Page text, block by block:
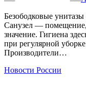
Безободковые унитазы — революция в гигиене санузла
Санузел — помещение,
значение. Гигиена
при регулярной
Производители…
Новости России